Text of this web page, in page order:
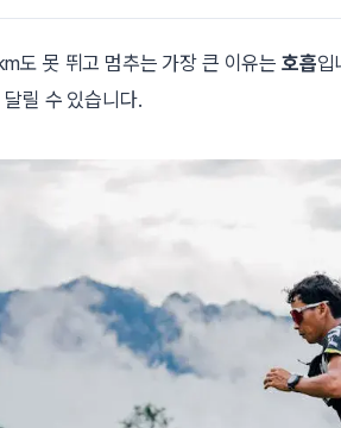
도 못 뛰고 멈추는 가장 큰 이유는 호흡입
릴 수 있습니다.